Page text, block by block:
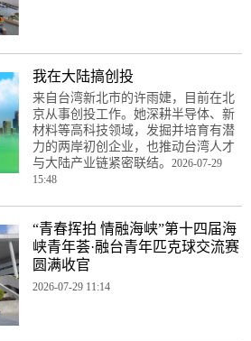
我在大陆搞创投
来自台湾新北市的许雨婕，目前在北
京从事创投工作。她深耕半导体、新
材料等高科技领域，发掘并培育有潜
力的两岸初创企业，也推动台湾人才
与大陆产业链紧密联结。 2026-07-29
15:48
“青春挥拍 情融海峡”第十四届海
峡青年荟·融台青年匹克球交流赛
圆满收官
2026-07-29 11:14